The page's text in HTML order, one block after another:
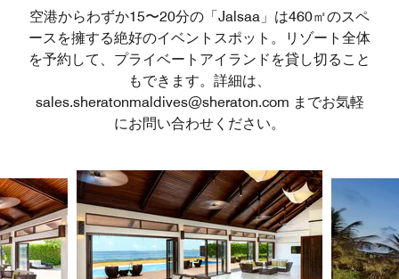
空港からわずか15〜20分の「Jalsaa」は460㎡のスペ
ースを擁する絶好のイベントスポット。リゾート全体
を予約して、プライベートアイランドを貸し切ること
もできます。詳細は、
sales.sheratonmaldives@sheraton.com までお気軽
にお問い合わせください。